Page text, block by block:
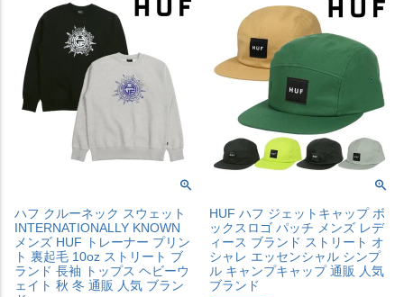
ハフ クルーネック スウェット
INTERNATIONALLY KNOWN
メンズ HUF トレーナー プリン
ト 裏起毛 10oz ストリート ブ
ランド 長袖 トップス ヘビーウ
ェイト 秋 冬 通販 人気 ブラン
HUF ハフ ジェットキャップ ボ
ックスロゴ パッチ メンズ レデ
ィース ブランド ストリート オ
シャレ エッセンシャル シンプ
ル キャンプキャップ 通販 人気
ブランド